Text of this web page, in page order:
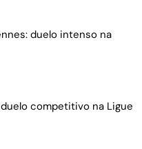
duelo intenso na
competitivo na Ligue